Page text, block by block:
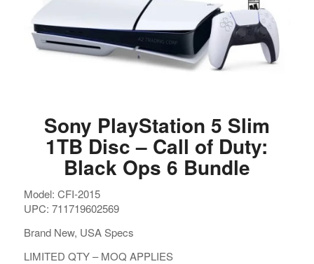
Sony PlayStation 5 Slim
1TB Disc – Call of Duty:
Black Ops 6 Bundle
Model: CFI-2015
UPC: 711719602569
Brand New, USA Specs
LIMITED QTY – MOQ APPLIES